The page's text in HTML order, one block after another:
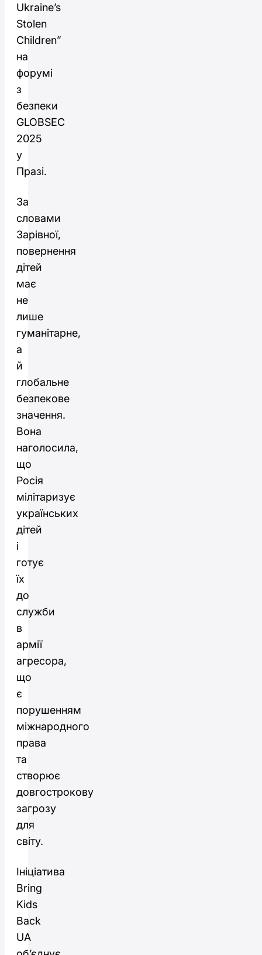
Ukraine’s
Stolen
Children”
на
форумі
з
безпеки
GLOBSEC
2025
у
Празі.
За
словами
Зарівної,
повернення
дітей
має
не
лише
гуманітарне,
а
й
глобальне
безпекове
значення.
Вона
наголосила,
що
Росія
мілітаризує
українських
дітей
і
готує
їх
до
служби
в
армії
агресора,
що
є
порушенням
міжнародного
права
та
створює
довгострокову
загрозу
для
світу.
Ініціатива
Bring
Kids
Back
UA